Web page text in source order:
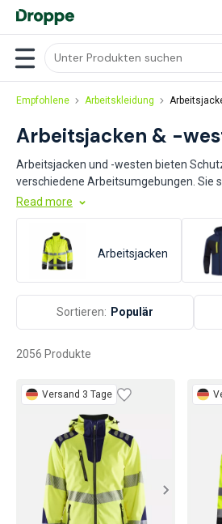
Empfohlene Arbeitskleidung
Arbeitsjacken & -
Arbeitsjacken und -westen bieten
verschiedene Arbeitsumgebungen. Sie
Materialien wie Baumwolle, Polyester
erhältlich, die jeweils spezifische
Strapazierfähigkeit und
bei der Auswahl auf die Anforderungen
wie z.B. Schutz vor Kälte, Sichtbarkeit
Wählen Sie Modelle mit ausreichenden
Verstärkungen an stark beanspruchten
Langlebigkeit und Praktikabilität zu
Read more
Arbeitsjacken
Sortieren: Populär
2056 Produkte
Versand 3 Tage